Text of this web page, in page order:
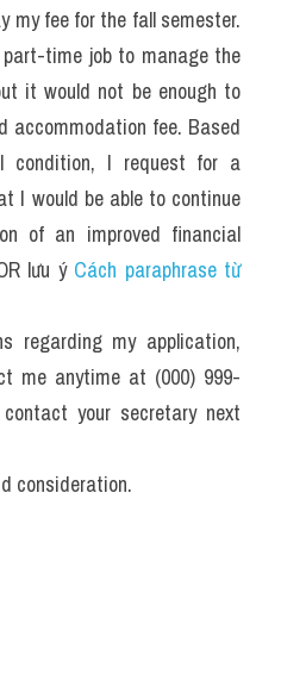
my fee for the fall semester.
time job to manage the
it would not be enough to
accommodation fee. Based
condition, I request for a
I would be able to continue
of an improved financial
lưu ý Cách paraphrase từ
regarding my application,
me anytime at (000) 999-
your secretary next
consideration.